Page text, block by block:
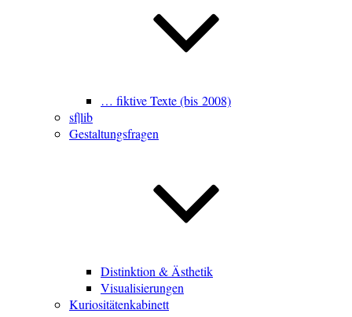
… fiktive Texte (bis 2008)
sf|lib
Gestaltungsfragen
Distinktion & Ästhetik
Visualisierungen
Kuriositätenkabinett